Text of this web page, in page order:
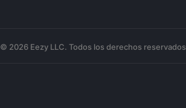
© 2026 Eezy LLC. Todos los derechos reservados